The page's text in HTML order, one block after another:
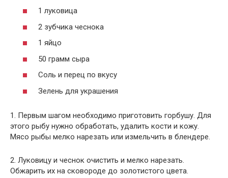
1 луковица
2 зубчика чеснока
1 яйцо
50 грамм сыра
Соль и перец по вкусу
Зелень для украшения
1. Первым шагом необходимо приготовить горбушу. Для
этого рыбу нужно обработать, удалить кости и кожу.
Мясо рыбы мелко нарезать или измельчить в блендере.
2. Луковицу и чеснок очистить и мелко нарезать.
Обжарить их на сковороде до золотистого цвета.